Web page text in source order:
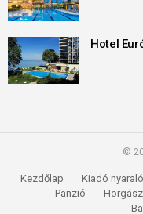
Hotel
©
Kezdőlap Kiadó nyaraló
Panzió